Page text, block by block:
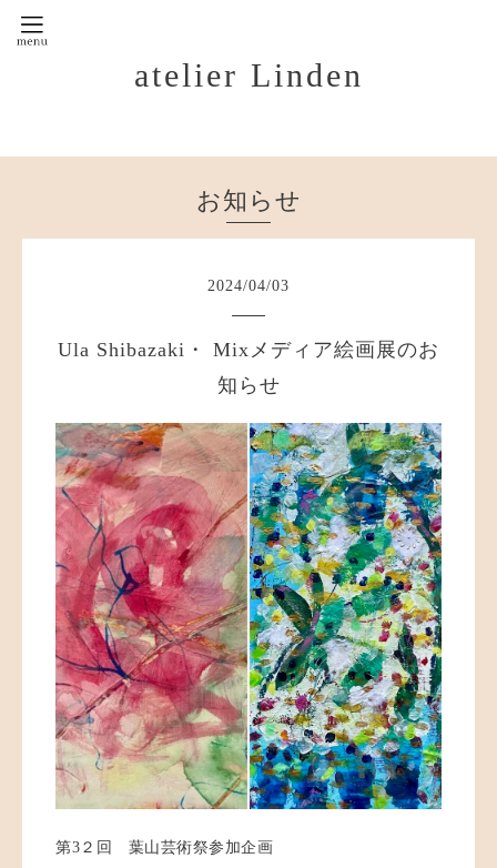
atelier Linden
お知らせ
2024/04/03
Ula Shibazaki・ Mixメディア絵画展のお
知らせ
第3２回 葉山芸術祭参加企画